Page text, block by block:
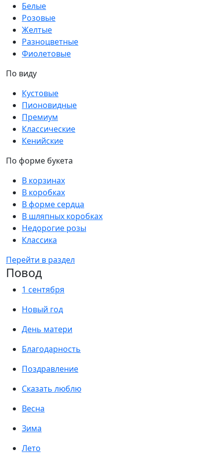
Белые
Розовые
Желтые
Разноцветные
Фиолетовые
По виду
Кустовые
Пионовидные
Премиум
Классические
Кенийские
По форме букета
В корзинах
В коробках
В форме сердца
В шляпных коробках
Недорогие розы
Классика
Перейти в раздел
Повод
1 сентября
Новый год
День матери
Благодарность
Поздравление
Сказать люблю
Весна
Зима
Лето